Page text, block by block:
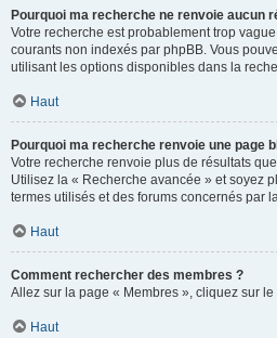
Pourquoi ma recherche ne renvoie aucun
Votre recherche est probablement trop
courants non indexés par phpBB. Vous
utilisant les options disponibles dans la
Haut
Pourquoi ma recherche renvoie une page
Votre recherche renvoie plus de résultats
Utilisez la « Recherche avancée » et soyez
termes utilisés et des forums concernés par
Haut
Comment rechercher des membres ?
Allez sur la page « Membres », cliquez sur
Haut